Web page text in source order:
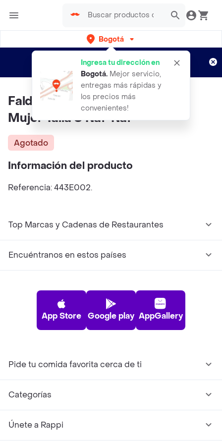
Bogotá
Ingresa tu dirección en
Bogotá. Mejor servicio,
entregas más rápidas y
los precios más
convenientes!
envíos gratis por semanas
Aplican TyC
Falda Praga Crudo Puro Claro
Mujer Talla S Naf-Naf
Agotado
Información del producto
Referencia: 443E002.
Top Marcas y Cadenas de Restaurantes
Encuéntranos en estos países
App Store Google play AppGallery
Pide tu comida favorita cerca de ti
Categorías
Únete a Rappi